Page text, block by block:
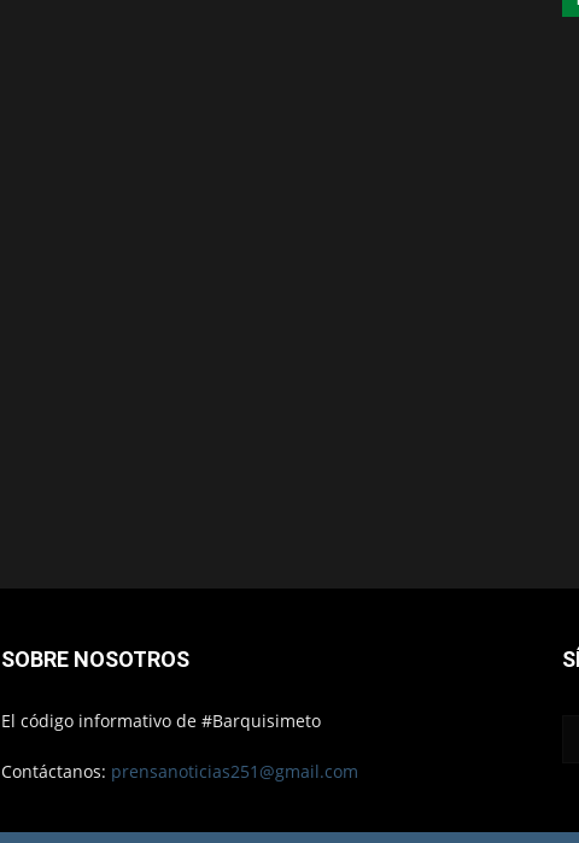
SOBRE NOSOTROS
El código informativo de #Barquisimeto
Contáctanos: prensanoticias251@gmail.com